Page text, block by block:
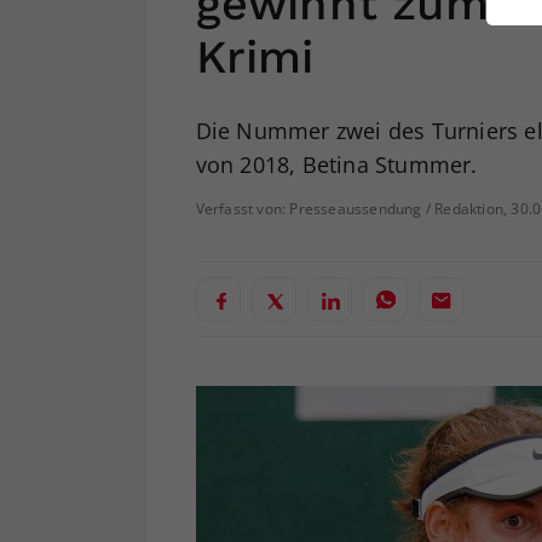
Krimi
Die Nummer zwei des Turniers
von 2018, Betina Stummer.
Verfasst von: Presseaussendung / Redaktion,